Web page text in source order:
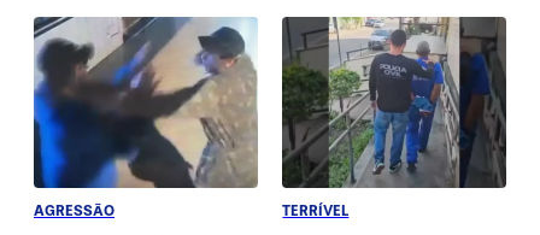
AGRESSÃO TERRÍVEL